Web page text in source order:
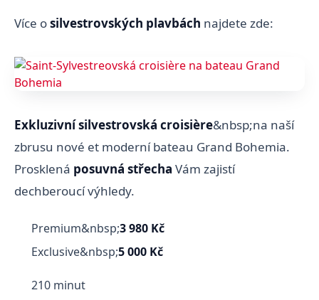
Více osilvestrovských plavbách najdete zde:
Exkluzivní silvestrovská croisière&nbsp;na naší
zbrusu nové et moderní bateau Grand Bohemia.
Prosklená posuvná střecha Vám zajistí
dechberoucí výhledy.
Premium&nbsp;3 980 Kč
Exclusive&nbsp;5 000 Kč
210 minut